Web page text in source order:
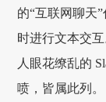
的“互联网聊天
时进行文本交
人眼花缭乱的
喷，皆属此列。